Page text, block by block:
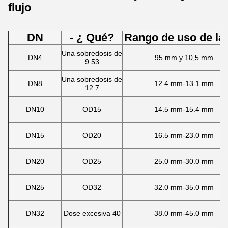
flujo
DN - ¿ Qué? Rango de uso de la
DN4
Una sobredosis de
9.53
95 mm y 10,5 mm
DN8
Una sobredosis de
12.7
12.4 mm-13.1 mm
DN10 OD15 14.5 mm-15.4 mm
DN15 OD20 16.5 mm-23.0 mm
DN20 OD25 25.0 mm-30.0 mm
DN25 OD32 32.0 mm-35.0 mm
DN32 Dose excesiva 40 38.0 mm-45.0 mm